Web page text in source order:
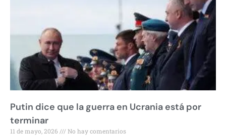
Putin dice que la guerra en Ucrania está por
terminar
11 de mayo, 2026 No hay comentarios